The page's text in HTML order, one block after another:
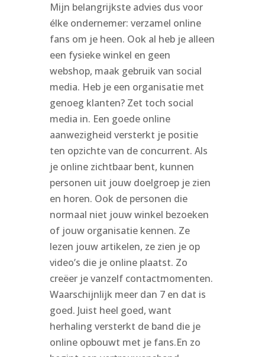
Mijn belangrijkste advies dus voor
élke ondernemer: verzamel online
fans om je heen. Ook al heb je alleen
een fysieke winkel en geen
webshop, maak gebruik van social
media. Heb je een organisatie met
genoeg klanten? Zet toch social
media in. Een goede online
aanwezigheid versterkt je positie
ten opzichte van de concurrent. Als
je online zichtbaar bent, kunnen
personen uit jouw doelgroep je zien
en horen. Ook de personen die
normaal niet jouw winkel bezoeken
of jouw organisatie kennen. Ze
lezen jouw artikelen, ze zien je op
video’s die je online plaatst. Zo
creëer je vanzelf contactmomenten.
Waarschijnlijk meer dan 7 en dat is
goed. Juist heel goed, want
herhaling versterkt de band die je
online opbouwt met je fans.En zo